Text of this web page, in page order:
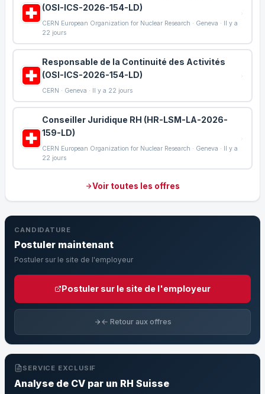
(OSI-ICS-2026-154-LD)
CERN European Organization for Nuclear Research · Geneva · Il y a
22 jours
Responsable de la Continuité des Activités
(OSI-ICS-2026-154-LD)
CERN · Geneva · Il y a 22 jours
Conseiller Juridique RH (HR-LSM-LA-2026-
159-LD)
CERN European Organization for Nuclear Research · Geneva · Il y a
22 jours
Voir toutes les offres
CANDIDATURE
Postuler maintenant
Postuler sur le site de l'employeur
Postuler sur le site de l'employeur
← Retour aux offres
SERVICE EXCLUSIF
Analyse de CV par un RH Suisse